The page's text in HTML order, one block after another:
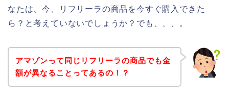
なたは、今、リフリーラの商品を今すぐ購入できた
ら？と考えていないでしょうか？でも、、、。
アマゾンって同じリフリーラの商品でも金
額が異なることってあるの！？